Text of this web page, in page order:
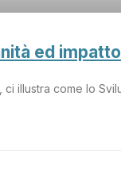
ed
ci illustra come lo